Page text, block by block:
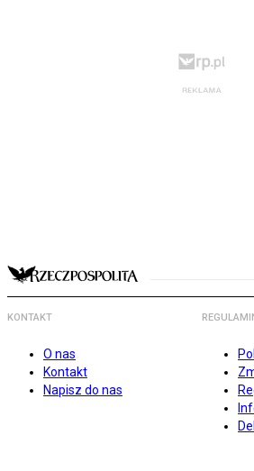
KONTAKT
O nas
Kontakt
Napisz do nas